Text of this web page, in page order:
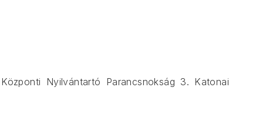
Nyilvántartó Parancsnokság 3. Katonai